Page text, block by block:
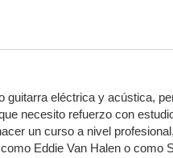
eléctrica y acústica,
necesito refuerzo con
un curso a nivel
Eddie Van Halen o como